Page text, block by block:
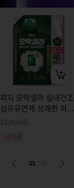
피지 모락셀라 실내건조
섬유유연제 상쾌한 허브
21,900원
+증정품
01